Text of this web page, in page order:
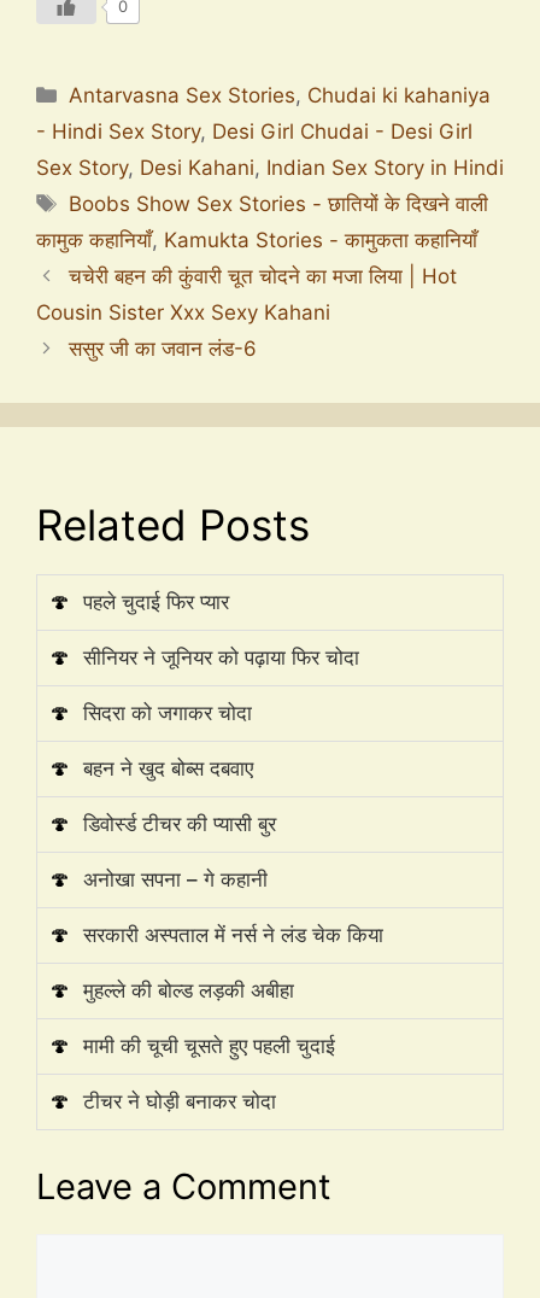
0
Antarvasna Sex Stories, Chudai ki kahaniya
- Hindi Sex Story, Desi Girl Chudai - Desi Girl
Sex Story, Desi Kahani, Indian Sex Story in Hindi
Boobs Show Sex Stories - छातियों के दिखने वाली
कामुक कहानियाँ, Kamukta Stories - कामुकता कहानियाँ
चचेरी बहन की कुंवारी चूत चोदने का मजा लिया | Hot
Cousin Sister Xxx Sexy Kahani
ससुर जी का जवान लंड-6
Related Posts
🍄 पहले चुदाई फिर प्यार
🍄 सीनियर ने जूनियर को पढ़ाया फिर चोदा
🍄 सिदरा को जगाकर चोदा
🍄 बहन ने खुद बोब्स दबवाए
🍄 डिवोर्स्ड टीचर की प्यासी बुर
🍄 अनोखा सपना – गे कहानी
🍄 सरकारी अस्पताल में नर्स ने लंड चेक किया
🍄 मुहल्ले की बोल्ड लड़की अबीहा
🍄 मामी की चूची चूसते हुए पहली चुदाई
🍄 टीचर ने घोड़ी बनाकर चोदा
Leave a Comment